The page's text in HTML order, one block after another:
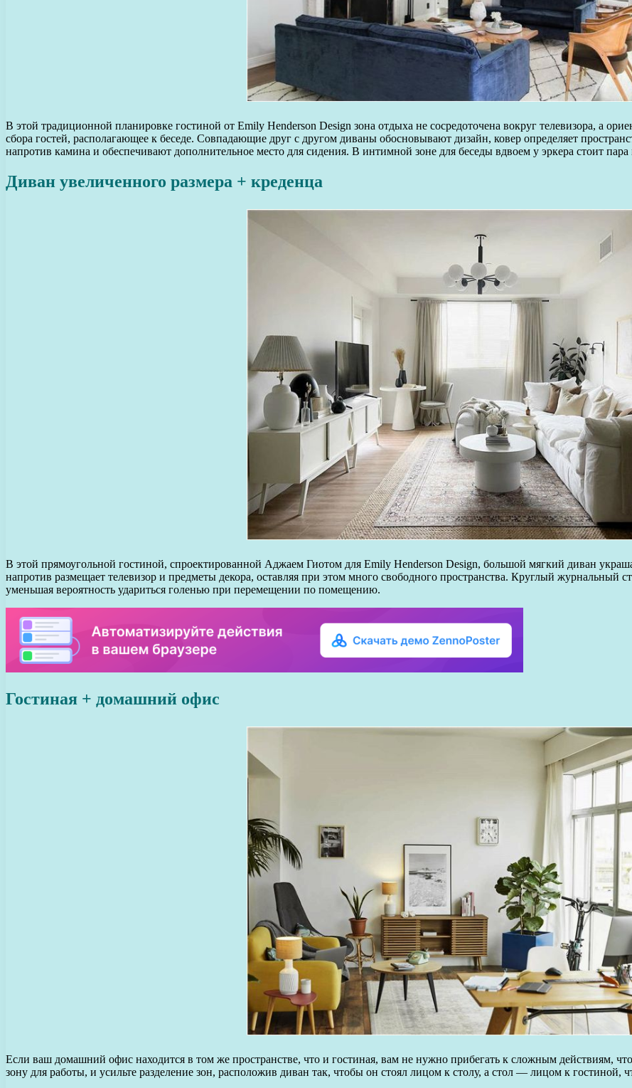
В этой традиционной планировке гостиной от Emily Henderson Design зона отдыха не сосредоточена вокруг телевизора, а
сбора гостей, располагающее к беседе. Совпадающие друг с другом диваны обосновывают дизайн, ковер определяет
напротив камина и обеспечивают дополнительное место для сидения. В интимной зоне для беседы вдвоем у эркера стоит пара
Диван увеличенного размера + креденца
В этой прямоугольной гостиной, спроектированной Аджаем Гиотом для Emily Henderson Design, большой мягкий диван
напротив размещает телевизор и предметы декора, оставляя при этом много свободного пространства. Круглый журнальный
уменьшая вероятность удариться голенью при перемещении по помещению.
Гостиная + домашний офис
Если ваш домашний офис находится в том же пространстве, что и гостиная, вам не нужно прибегать к сложным действиям,
зону для работы, и усильте разделение зон, расположив диван так, чтобы он стоял лицом к столу, а стол — лицом к гостиной,